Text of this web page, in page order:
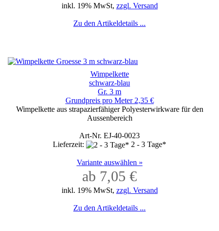
inkl. 19% MwSt, zzgl. Versand
Zu den Artikeldetails ...
Wimpelkette
schwarz-blau
Gr. 3 m
Grundpreis pro Meter 2,35 €
Wimpelkette aus strapazierfähiger Polyesterwirkware für den
Aussenbereich
Art-Nr. EJ-40-0023
Lieferzeit:
2 - 3 Tage*
Variante auswählen »
ab 7,05 €
inkl. 19% MwSt, zzgl. Versand
Zu den Artikeldetails ...